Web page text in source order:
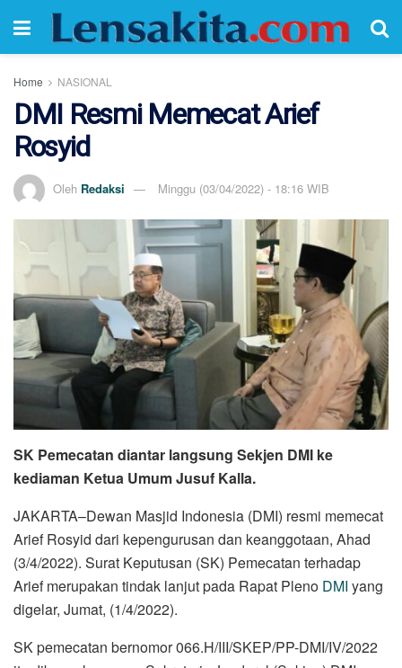
Home NASIONAL
DMI Resmi Memecat Arief
Rosyid
Oleh Redaksi Minggu (03/04/2022) - 18:16 WIB
SK Pemecatan diantar langsung Sekjen DMI ke
kediaman Ketua Umum Jusuf Kalla.
JAKARTA–Dewan Masjid Indonesia (DMI) resmi memecat
Arief Rosyid dari kepengurusan dan keanggotaan, Ahad
(3/4/2022). Surat Keputusan (SK) Pemecatan terhadap
Arief merupakan tindak lanjut pada Rapat Pleno DMI yang
digelar, Jumat, (1/4/2022).
SK pemecatan bernomor 066.H/III/SKEP/PP-DMI/IV/2022